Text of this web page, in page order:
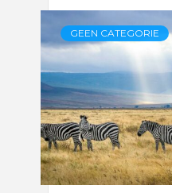
GEEN CATEGORIE